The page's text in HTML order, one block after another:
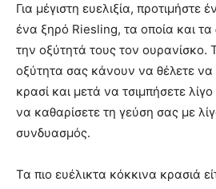
Για μέγιστη ευελιξία, προτιμήστε
ένα ξηρό Riesling, τα οποία και
την οξύτητά τους τον ουρανίσκο.
οξύτητα σας κάνουν να θέλετε να
κρασί και μετά να τσιμπήσετε
να καθαρίσετε τη γεύση σας με
συνδυασμός.
Τα πιο ευέλικτα κόκκινα κρασιά